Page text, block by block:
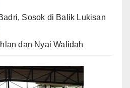
Sosok di Balik Lukisan
dan Nyai Walidah